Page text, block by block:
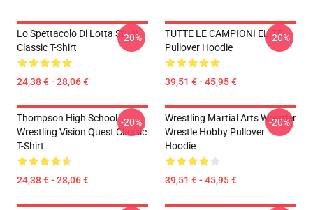
Lo Spettacolo Di Lotta Stunt
Classic T-Shirt
24,38 € - 28,06 €
-20%
TUTTE LE CAMPIONI ELITE
Pullover Hoodie
39,51 € - 45,95 €
-20%
Thompson High School
Wrestling Vision Quest Classic
T-Shirt
24,38 € - 28,06 €
-20%
Wrestling Martial Arts Wrestler
Wrestle Hobby Pullover
Hoodie
39,51 € - 45,95 €
-20%